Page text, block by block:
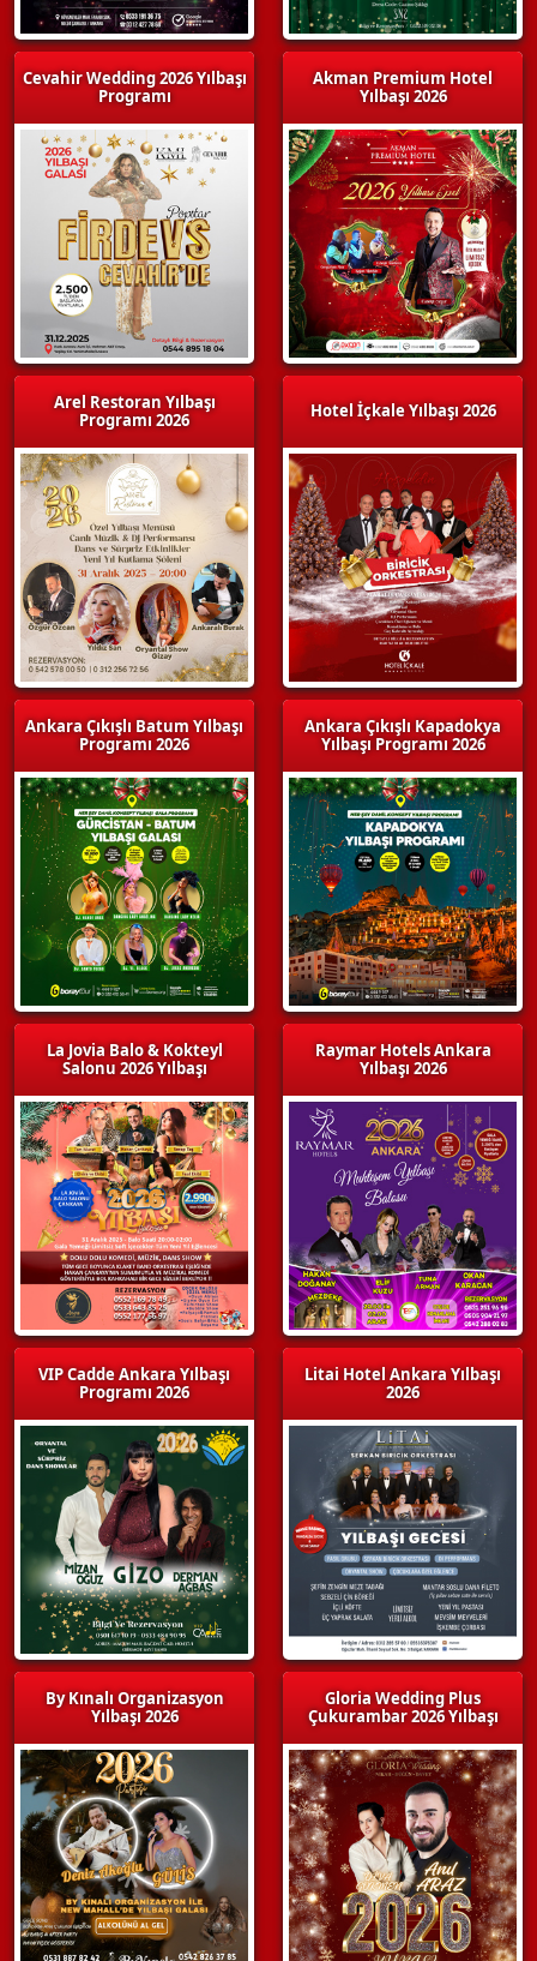
Cevahir Wedding 2026 Yılbaşı
Programı
Arel Restoran Yılbaşı
Programı 2026
Ankara Çıkışlı Batum Yılbaşı
Programı 2026
La Jovia Balo & Kokteyl
Salonu 2026 Yılbaşı
VIP Cadde Ankara Yılbaşı
Programı 2026
By Kınalı Organizasyon
Yılbaşı 2026
Akman Premium Hotel
Yılbaşı 2026
Hotel İçkale Yılbaşı 2026
Ankara Çıkışlı Kapadokya
Yılbaşı Programı 2026
Raymar Hotels Ankara
Yılbaşı 2026
Litai Hotel Ankara Yılbaşı
2026
Gloria Wedding Plus
Çukurambar 2026 Yılbaşı